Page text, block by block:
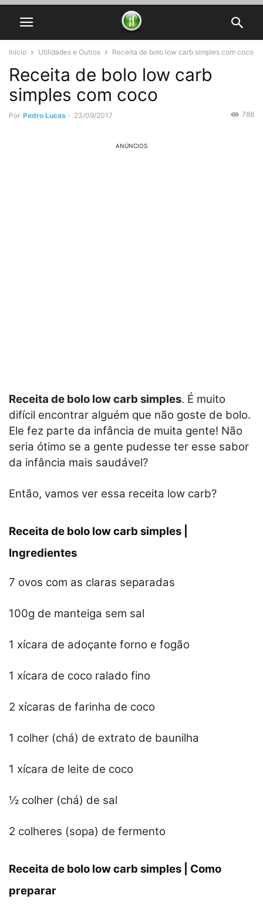
Início Utilidades e Outros Receita de bolo low carb simples com coco
Receita de bolo low carb
simples com coco
Por Pedro Lucas - 23/09/2017 788
ANÚNCIOS
Receita de bolo low carb simples. É muito
difícil encontrar alguém que não goste de bolo.
Ele fez parte da infância de muita gente! Não
seria ótimo se a gente pudesse ter esse sabor
da infância mais saudável?
Então, vamos ver essa receita low carb?
Receita de bolo low carb simples |
Ingredientes
7 ovos com as claras separadas
100g de manteiga sem sal
1 xícara de adoçante forno e fogão
1 xícara de coco ralado fino
2 xícaras de farinha de coco
1 colher (chá) de extrato de baunilha
1 xícara de leite de coco
½ colher (chá) de sal
2 colheres (sopa) de fermento
Receita de bolo low carb simples | Como
preparar